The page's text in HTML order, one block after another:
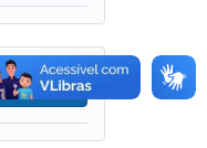
DOWNLOADS